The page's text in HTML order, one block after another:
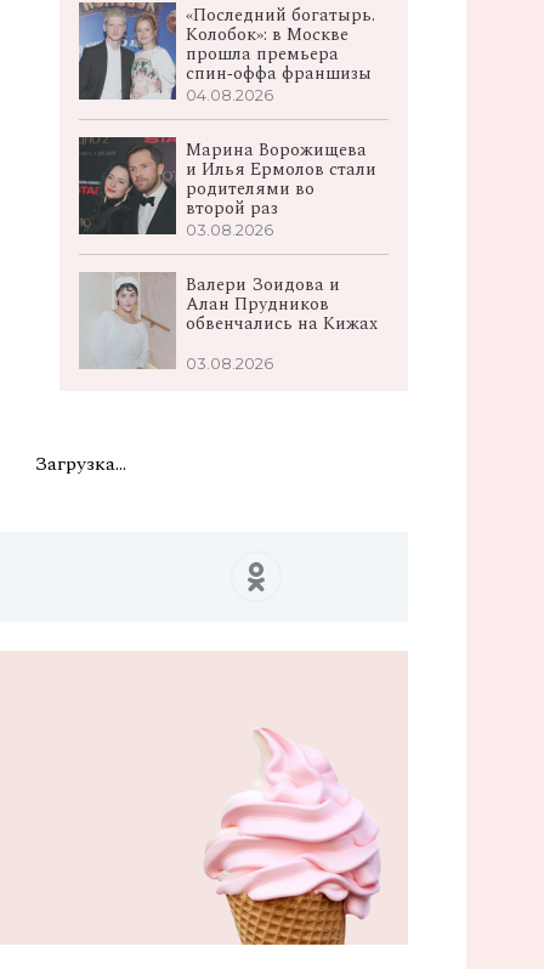
«Последний богатырь.
Колобок»: в Москве
прошла премьера
спин‑оффа франшизы
04.08.2026
Марина Ворожищева
и Илья Ермолов стали
родителями во
второй раз
03.08.2026
Валери Зоидова и
Алан Прудников
обвенчались на Кижах
03.08.2026
Загрузка...